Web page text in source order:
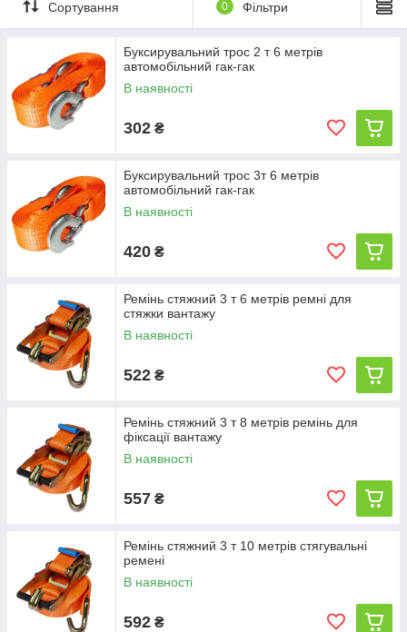
Сортування 0 Фільтри
Буксирувальний трос 2 т 6 метрів
автомобільний гак-гак
В наявності
302 ₴
Буксирувальний трос 3т 6 метрів
автомобільний гак-гак
В наявності
420 ₴
Ремінь стяжний 3 т 6 метрів ремні для
стяжки вантажу
В наявності
522 ₴
Ремінь стяжний 3 т 8 метрів ремінь для
фіксації вантажу
В наявності
557 ₴
Ремінь стяжний 3 т 10 метрів стягувальні
ремені
В наявності
592 ₴